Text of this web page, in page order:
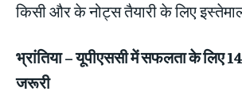
किसी और के नोट्स तैयारी के लिए
भ्रांतिया– यूपीएससी में सफलता के लिए
जरूरी